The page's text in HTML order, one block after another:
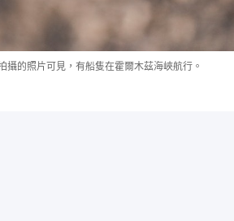
攝的照片可見，有船隻在霍爾木茲海峽航行。